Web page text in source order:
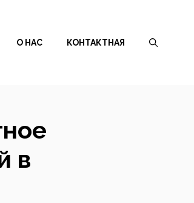
О НАС КОНТАКТНАЯ
в